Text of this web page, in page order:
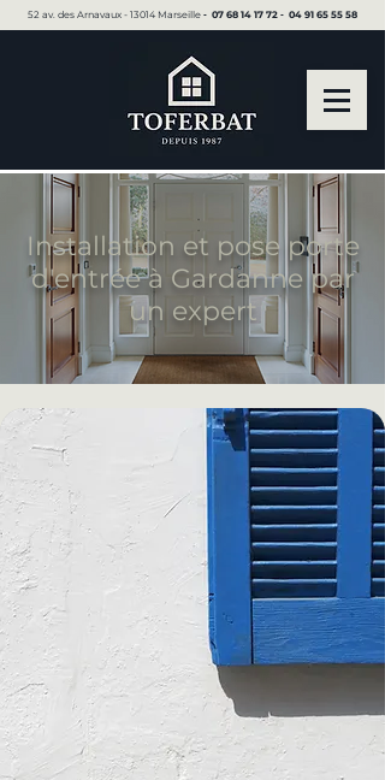
52 av. des Arnavaux - 13014 Marseille ▪︎ 07 68 14 17 72 ▪︎ 04 91 65 55 58
Installation et pose porte
d'entrée à Gardanne par
un expert